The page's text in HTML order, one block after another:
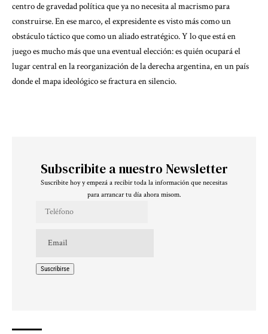
centro de gravedad política que ya no necesita al macrismo para
construirse. En ese marco, el expresidente es visto más como un
obstáculo táctico que como un aliado estratégico. Y lo que está en
juego es mucho más que una eventual elección: es quién ocupará el
lugar central en la reorganización de la derecha argentina, en un país
donde el mapa ideológico se fractura en silencio.
Subscribite a nuestro Newsletter
Suscribite hoy y empezá a recibir toda la información que necesitas
para arrancar tu día ahora misom.